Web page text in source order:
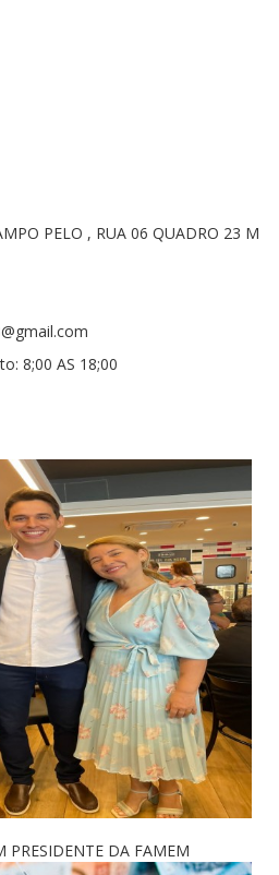
PELO , RUA 06 QUADRO 23 M
8;00 AS 18;00
PRESIDENTE DA FAMEM